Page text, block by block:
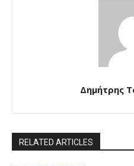
Δημήτρης
RELATED ARTICLES